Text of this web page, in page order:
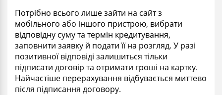
Потрібно всього лише зайти на сайт з
мобільного або іншого пристрою, вибрати
відповідну суму та термін кредитування,
заповнити заявку й подати її на розгляд. У разі
позитивної відповіді залишиться тільки
підписати договір та отримати гроші на картку.
Найчастіше перерахування відбувається миттево
після підписання договору.